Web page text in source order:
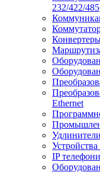
232/422/485
Ethernet
IP